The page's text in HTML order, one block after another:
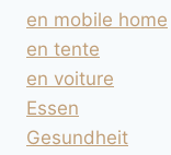
en mobile home
en tente
en voiture
Essen
Gesundheit